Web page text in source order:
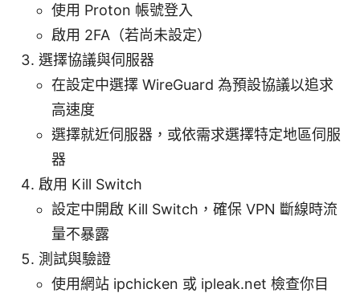
使用 Proton 帳號登入
啟用 2FA（若尚未設定）
選擇協議與伺服器
在設定中選擇 WireGuard 為預設協議以追求
高速度
選擇就近伺服器，或依需求選擇特定地區伺服
器
啟用 Kill Switch
設定中開啟 Kill Switch，確保 VPN 斷線時流
量不暴露
測試與驗證
使用網站 ipchicken 或 ipleak.net 檢查你目